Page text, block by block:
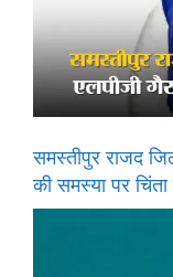
समस्तीपुर राजद
की समस्या पर